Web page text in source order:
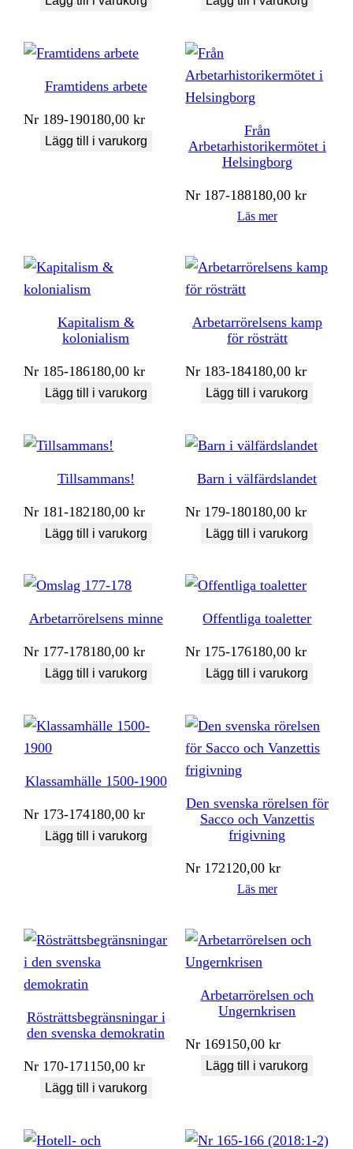
Framtidens arbete
Nr 189-190180,00kr
Lägg till i varukorg
Från
Arbetarhistorikermötet i
Helsingborg
Nr 187-188180,00kr
Läs mer
Kapitalism &
kolonialism
Nr 185-186180,00kr
Lägg till i varukorg
Arbetarrörelsens kamp
för rösträtt
Nr 183-184180,00kr
Lägg till i varukorg
Tillsammans!
Nr 181-182180,00kr
Lägg till i varukorg
Barn i välfärdslandet
Nr 179-180180,00kr
Lägg till i varukorg
Arbetarrörelsens minne
Nr 177-178180,00kr
Lägg till i varukorg
Offentliga toaletter
Nr 175-176180,00kr
Lägg till i varukorg
Klassamhälle 1500-1900
Nr 173-174180,00kr
Lägg till i varukorg
Den svenska rörelsen för
Sacco och Vanzettis
frigivning
Nr 172120,00kr
Läs mer
Rösträttsbegränsningar i
den svenska demokratin
Nr 170-171150,00kr
Lägg till i varukorg
Arbetarrörelsen och
Ungernkrisen
Nr 169150,00kr
Lägg till i varukorg